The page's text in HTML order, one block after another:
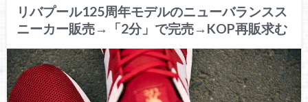
リバプール125周年モデルのニューバランスス
ニーカー販売→「2分」で完売→KOP再販求む